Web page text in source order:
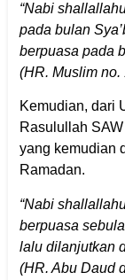
“Nabi
pada bulan
berpuasa pada
(HR. Muslim no.
Kemudian, dari
Rasulullah
yang kemudian
Ramadan.
“Nabi
berpuasa
lalu dilanjutkan
(HR. Abu Daud